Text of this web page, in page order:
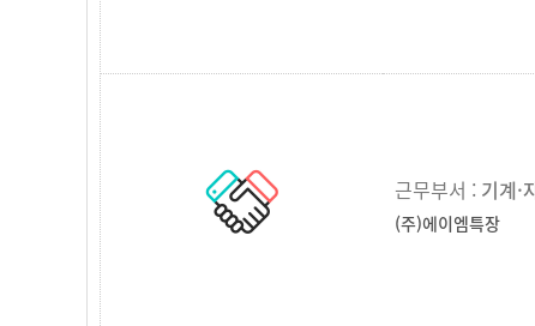
근무부서 : 기계·
(주)에이엠특장